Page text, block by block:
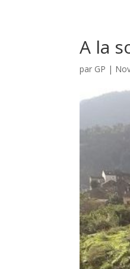
A la
par GP |